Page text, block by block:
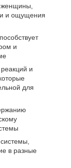
женщины,
и ощущения
и
и
для
в разные